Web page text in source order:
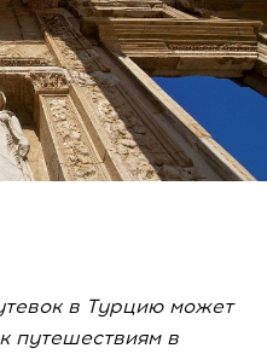
в Турцию может
путешествиям в